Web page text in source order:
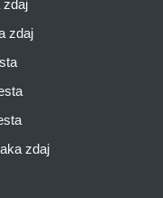
zdaj
zdaj
zdaj